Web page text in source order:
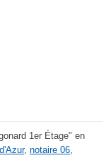
1er Étage" en
, notaire 06